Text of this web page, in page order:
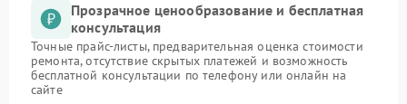
Прозрачное ценообразование и бесплатная
консультация
Точные прайс-листы, предварительная оценка стоимости
ремонта, отсутствие скрытых платежей и возможность
бесплатной консультации по телефону или онлайн на
сайте